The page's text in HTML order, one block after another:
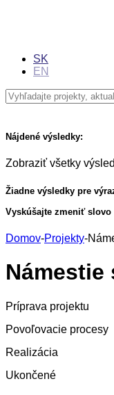
SK
EN
Nájdené výsledky:
Zobraziť všetky
Žiadne výsledky pre
Vyskúšajte zmeniť slovo
Domov-Projekty-
Príprava projektu
Povoľovacie procesy
Realizácia
Ukončené